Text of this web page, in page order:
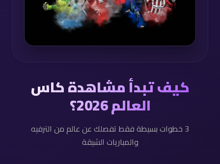
كيف تبدأ مشاهدة كاس
العالم 2026؟
3 خطوات بسيطة فقط تفصلك عن عالم من الترفيه
والمباريات الشيقة